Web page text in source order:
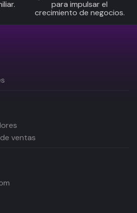
para impulsar el
crecimiento de negocios.
ventas